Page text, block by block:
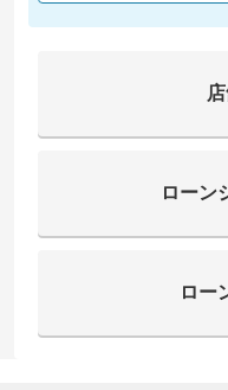
ローン
ロー